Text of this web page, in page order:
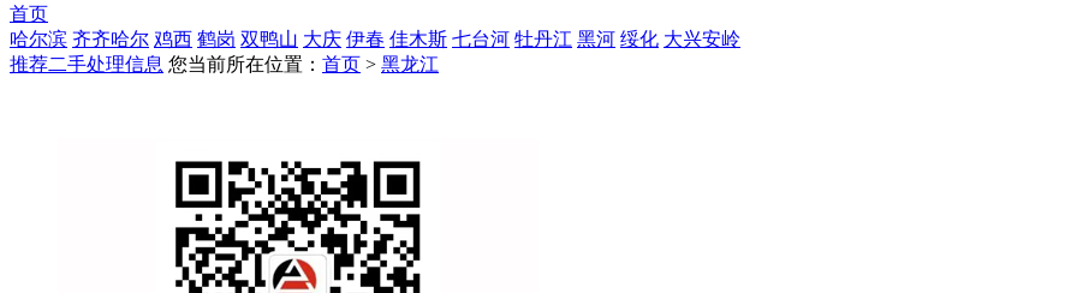
首页
哈尔滨 齐齐哈尔 鸡西 鹤岗 双鸭山 大庆 伊春 佳木斯 七台河 牡丹江 黑河 绥化 大兴安岭
推荐二手处理信息 您当前所在位置： 首页 > 黑龙江